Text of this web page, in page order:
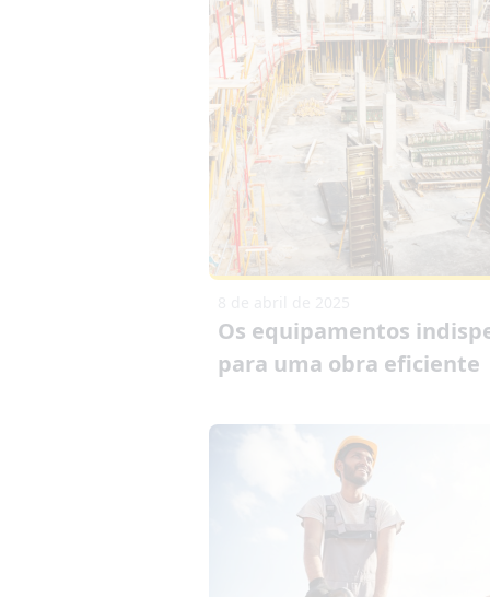
Os equipamentos
para uma obra eficiente